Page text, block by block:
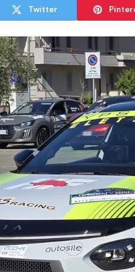
Twitter